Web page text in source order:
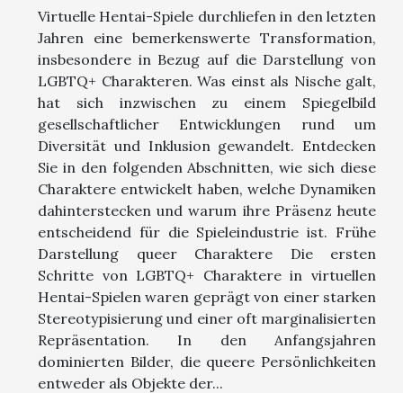
Virtuelle Hentai-Spiele durchliefen in den letzten
Jahren eine bemerkenswerte Transformation,
insbesondere in Bezug auf die Darstellung von
LGBTQ+ Charakteren. Was einst als Nische galt,
hat sich inzwischen zu einem Spiegelbild
gesellschaftlicher Entwicklungen rund um
Diversität und Inklusion gewandelt. Entdecken
Sie in den folgenden Abschnitten, wie sich diese
Charaktere entwickelt haben, welche Dynamiken
dahinterstecken und warum ihre Präsenz heute
entscheidend für die Spieleindustrie ist. Frühe
Darstellung queer Charaktere Die ersten
Schritte von LGBTQ+ Charaktere in virtuellen
Hentai-Spielen waren geprägt von einer starken
Stereotypisierung und einer oft marginalisierten
Repräsentation. In den Anfangsjahren
dominierten Bilder, die queere Persönlichkeiten
entweder als Objekte der...